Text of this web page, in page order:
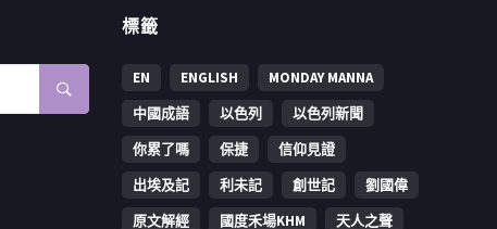
標籤
EN ENGLISH
MONDAY MANNA
中國成語
以色列
以色列新聞
你累了嗎
保捷
信仰見證
出埃及記
利未記 創世記
劉國偉
原文解經
國度禾場KHM
天人之聲